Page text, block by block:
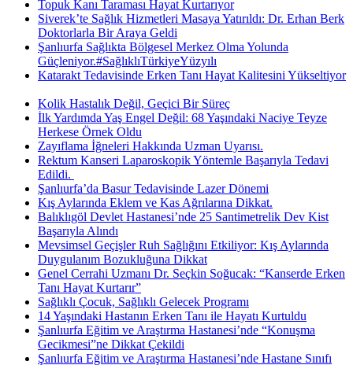
Topuk Kanı Taraması Hayat Kurtarıyor
Siverek’te Sağlık Hizmetleri Masaya Yatırıldı: Dr. Erhan Berk
Doktorlarla Bir Araya Geldi
Şanlıurfa Sağlıkta Bölgesel Merkez Olma Yolunda
Güçleniyor.#SağlıklıTürkiyeYüzyılı
Katarakt Tedavisinde Erken Tanı Hayat Kalitesini Yükseltiyor
Kolik Hastalık Değil, Geçici Bir Süreç
İlk Yardımda Yaş Engel Değil: 68 Yaşındaki Naciye Teyze
Herkese Örnek Oldu
Zayıflama İğneleri Hakkında Uzman Uyarısı.
Rektum Kanseri Laparoskopik Yöntemle Başarıyla Tedavi
Edildi. ​
Şanlıurfa’da Basur Tedavisinde Lazer Dönemi
Kış Aylarında Eklem ve Kas Ağrılarına Dikkat.
Balıklıgöl Devlet Hastanesi’nde 25 Santimetrelik Dev Kist
Başarıyla Alındı
Mevsimsel Geçişler Ruh Sağlığını Etkiliyor: Kış Aylarında
Duygulanım Bozukluğuna Dikkat
Genel Cerrahi Uzmanı Dr. Seçkin Soğucak: “Kanserde Erken
Tanı Hayat Kurtarır”
Sağlıklı Çocuk, Sağlıklı Gelecek Programı
14 Yaşındaki Hastanın Erken Tanı ile Hayatı Kurtuldu
Şanlıurfa Eğitim ve Araştırma Hastanesi’nde “Konuşma
Gecikmesi”ne Dikkat Çekildi
Şanlıurfa Eğitim ve Araştırma Hastanesi’nde Hastane Sınıfı